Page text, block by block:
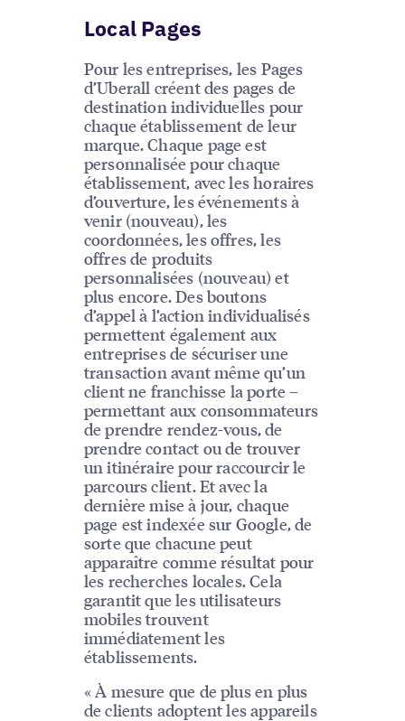
Local Pages
Pour les entreprises, les Pages
d’Uberall créent des pages de
destination individuelles pour
chaque établissement de leur
marque. Chaque page est
personnalisée pour chaque
établissement, avec les horaires
d’ouverture, les événements à
venir (nouveau), les
coordonnées, les offres, les
offres de produits
personnalisées (nouveau) et
plus encore. Des boutons
d’appel à l’action individualisés
permettent également aux
entreprises de sécuriser une
transaction avant même qu’un
client ne franchisse la porte –
permettant aux consommateurs
de prendre rendez-vous, de
prendre contact ou de trouver
un itinéraire pour raccourcir le
parcours client. Et avec la
dernière mise à jour, chaque
page est indexée sur Google, de
sorte que chacune peut
apparaître comme résultat pour
les recherches locales. Cela
garantit que les utilisateurs
mobiles trouvent
immédiatement les
établissements.
« À mesure que de plus en plus
de clients adoptent les appareils